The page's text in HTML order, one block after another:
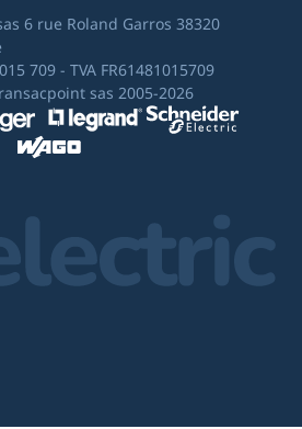
6 rue Roland Garros 38320
709 - TVA FR61481015709
sas 2005-2026